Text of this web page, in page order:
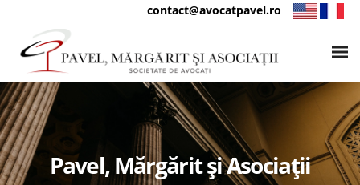
contact@avocatpavel.ro
Pavel, Mărgărit și Asociații